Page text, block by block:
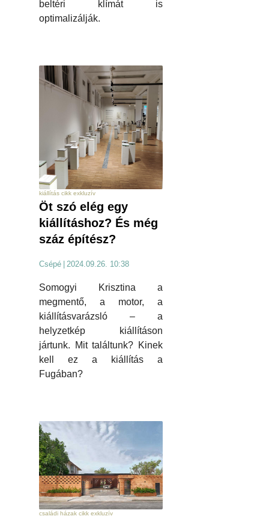
beltéri klímát is
optimalizálják.
kiállítás cikk exkluzív
Öt szó elég egy
kiállításhoz? És még
száz építész?
Csépé | 2024.09.26. 10:38
Somogyi Krisztina a
megmentő, a motor, a
kiállításvarázsló – a
helyzetkép kiállításon
jártunk. Mit találtunk? Kinek
kell ez a kiállítás a
Fugában?
családi házak cikk exkluzív